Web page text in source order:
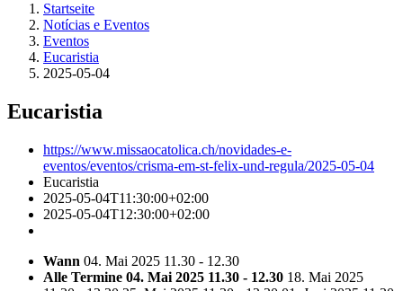
Startseite
Notícias e Eventos
Eventos
Eucaristia
2025-05-04
Eucaristia
https://www.missaocatolica.ch/novidades-e-
eventos/eventos/crisma-em-st-felix-und-regula/2025-05-04
Eucaristia
2025-05-04T11:30:00+02:00
2025-05-04T12:30:00+02:00
Wann 04. Mai 2025 11.30 - 12.30
Alle Termine 04. Mai 2025 11.30 - 12.30 18. Mai 2025